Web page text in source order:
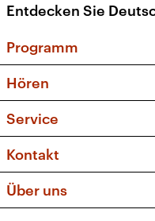
Entdecken Sie
Programm
Sendungen und
Musikliste
Kakadu – Das
Hören
Frequenzen
Service
FAQ
Apps
Newsletter
Kontakt
Social Media
Über uns